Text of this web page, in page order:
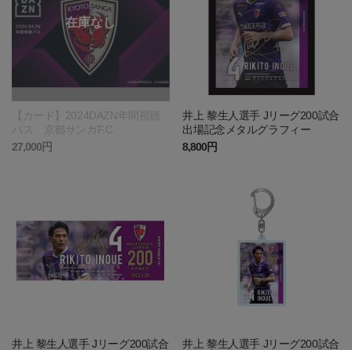
【カード】2024DAZN年間視聴
パス 京都サンガF.C.
27,000円
井上 黎生人選手 Jリーグ200試合
出場記念メタルグラフィー
8,800円
井上 黎生人選手 Jリーグ200試合
井上 黎生人選手 Jリーグ200試合